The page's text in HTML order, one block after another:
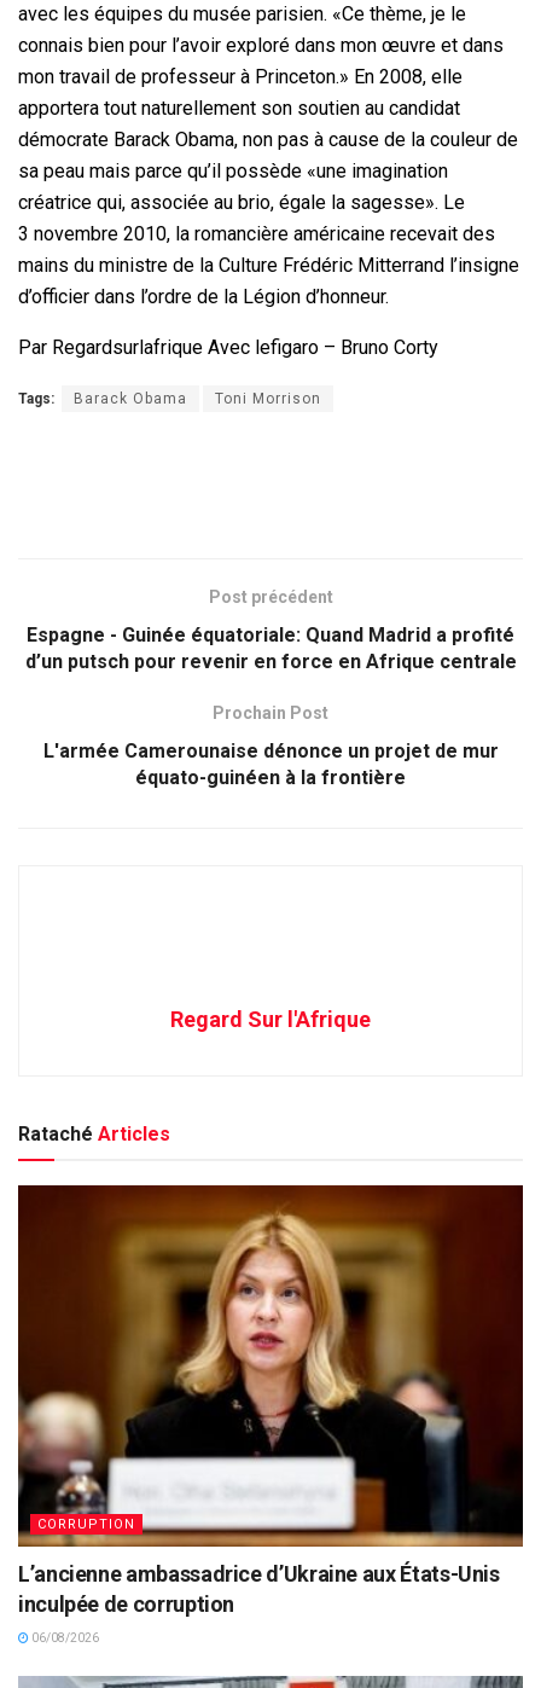
avec les équipes du musée parisien. «Ce thème, je le
connais bien pour l’avoir exploré dans mon œuvre et dans
mon travail de professeur à Princeton.» En 2008, elle
apportera tout naturellement son soutien au candidat
démocrate Barack Obama, non pas à cause de la couleur de
sa peau mais parce qu’il possède «une imagination
créatrice qui, associée au brio, égale la sagesse». Le
3 novembre 2010, la romancière américaine recevait des
mains du ministre de la Culture Frédéric Mitterrand l’insigne
d’officier dans l’ordre de la Légion d’honneur.
Par Regardsurlafrique Avec lefigaro – Bruno Corty
Tags: Barack Obama Toni Morrison
Post précédent
Espagne - Guinée équatoriale: Quand Madrid a profité
d’un putsch pour revenir en force en Afrique centrale
Prochain Post
L'armée Camerounaise dénonce un projet de mur
équato-guinéen à la frontière
Regard Sur l'Afrique
Rataché Articles
CORRUPTION
L’ancienne ambassadrice d’Ukraine aux États-Unis
inculpée de corruption
06/08/2026